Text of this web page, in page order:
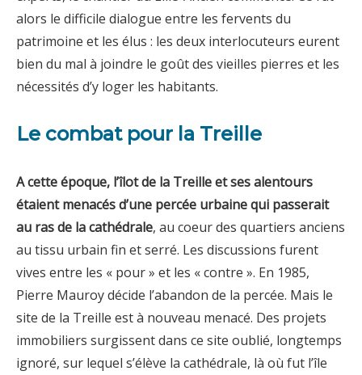
alors le difficile dialogue entre les fervents du
patrimoine et les élus : les deux interlocuteurs eurent
bien du mal à joindre le goût des vieilles pierres et les
nécessités d’y loger les habitants.
Le combat pour la Treille
A cette époque, l’îlot de la Treille et ses alentours
étaient menacés d’une percée urbaine qui passerait
au ras de la cathédrale, au coeur des quartiers anciens
au tissu urbain fin et serré. Les discussions furent
vives entre les « pour » et les « contre ». En 1985,
Pierre Mauroy décide l’abandon de la percée. Mais le
site de la Treille est à nouveau menacé. Des projets
immobiliers surgissent dans ce site oublié, longtemps
ignoré, sur lequel s’élève la cathédrale, là où fut l’île